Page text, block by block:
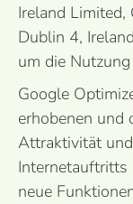
Ireland
Dublin 4,
um die
Google
erhobenen und
Attraktivität
Internetauftritts
neue